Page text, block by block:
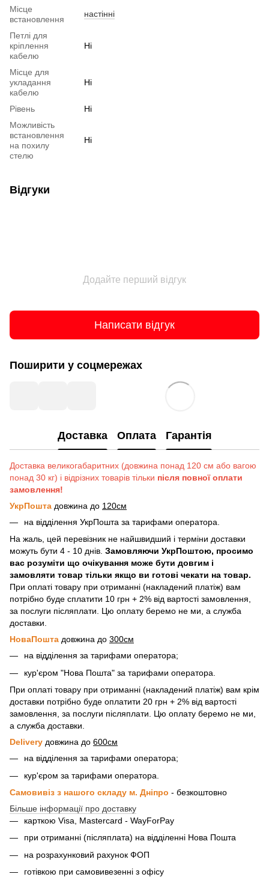
Місце
встановлення
настінні
Петлі для
кріплення
кабелю
Ні
Місце для
укладання
кабелю
Ні
Рівень
Ні
Можливість
встановлення
на похилу
стелю
Ні
Відгуки
Додайте перший відгук
Написати відгук
Поширити у соцмережах
Доставка Оплата Гарантія
Доставка великогабаритних (довжина понад 120 см або вагою
понад 30 кг) і відрізних товарів тільки після повної оплати
замовлення!
УкрПошта довжина до 120см
на відділення УкрПошта за тарифами оператора.
На жаль, цей перевізник не найшвидший і терміни доставки
можуть бути 4 - 10 днів. Замовляючи УкрПоштою, просимо
вас розуміти що очікування може бути довгим і
замовляти товар тільки якщо ви готові чекати на товар.
При оплаті товару при отриманні (накладений платіж) вам
потрібно буде сплатити 10 грн + 2% від вартості замовлення,
за послуги післяплати. Цю оплату беремо не ми, а служба
доставки.
НоваПошта довжина до 300см
на відділення за тарифами оператора;
кур'єром "Нова Пошта" за тарифами оператора.
При оплаті товару при отриманні (накладений платіж) вам крім
доставки потрібно буде оплатити 20 грн + 2% від вартості
замовлення, за послуги післяплати. Цю оплату беремо не ми,
а служба доставки.
Delivery довжина до 600см
на відділення за тарифами оператора;
кур'єром за тарифами оператора.
Самовивіз з нашого складу м. Дніпро - безкоштовно
Більше інформації про доставку
карткою Visa, Mastercard - WayForPay
при отриманні (післяплата) на відділенні Нова Пошта
на розрахунковий рахунок ФОП
готівкою при самовивезенні з офісу